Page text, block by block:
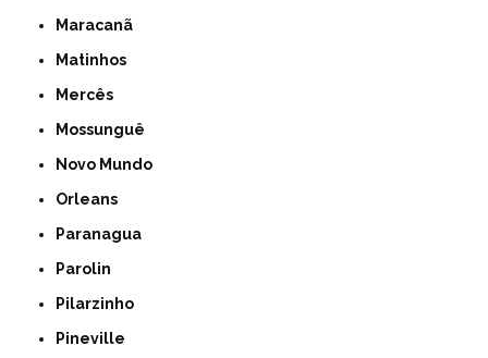
Maracanã
Matinhos
Mercês
Mossunguê
Novo Mundo
Orleans
Paranagua
Parolin
Pilarzinho
Pineville